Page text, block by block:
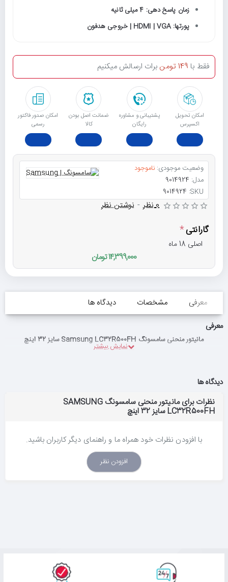
زمان پاسخ دهی: 4 میلی ثانیه
پورتها: HDMI | VGA | خروجی هدفون
امکان تحویل
اکسپرس
پشتیبانی و مشاوره
رایگان
ﺿﻤﺎﻧﺖ اﺻﻞ ﺑﻮدن
ﮐﺎﻟﺎ
امکان صدور فاکتور
رسمی
فقط با 149 تومن برات ارسالش میکنیم
وضعیت موجودی: ناموجود
مدل: 9014924
SKU:
9014924
0 نظر - نوشتن نظر
گارانتی
اصلی 18 ماه
14,399,000 تومان
معرفی مشخصات
دیدگاه ها
معرفی
مانیتور منحنی سامسونگ Samsung LC32R500FH سایز 32 اینچ
دیدگاه ها
نظرات برای مانیتور منحنی سامسونگ SAMSUNG
LC32R500FH سایز 32 اینچ
با افزودن نظرات خود همراه ما و راهنمای دیگر کاربران باشید.
افزودن نظر